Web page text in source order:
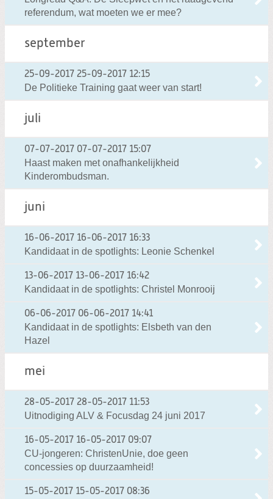
referendum, wat moeten we er mee?
september
25-09-2017 25-09-2017 12:15
De Politieke Training gaat weer van start!
juli
07-07-2017 07-07-2017 15:07
Haast maken met onafhankelijkheid
Kinderombudsman.
juni
16-06-2017 16-06-2017 16:33
Kandidaat in de spotlights: Leonie Schenkel
13-06-2017 13-06-2017 16:42
Kandidaat in de spotlights: Christel Monrooij
06-06-2017 06-06-2017 14:41
Kandidaat in de spotlights: Elsbeth van den
Hazel
mei
28-05-2017 28-05-2017 11:53
Uitnodiging ALV & Focusdag 24 juni 2017
16-05-2017 16-05-2017 09:07
CU-jongeren: ChristenUnie, doe geen
concessies op duurzaamheid!
15-05-2017 15-05-2017 08:36